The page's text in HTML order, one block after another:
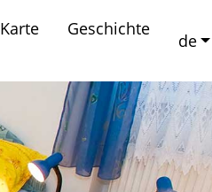
Karte Geschichte
de